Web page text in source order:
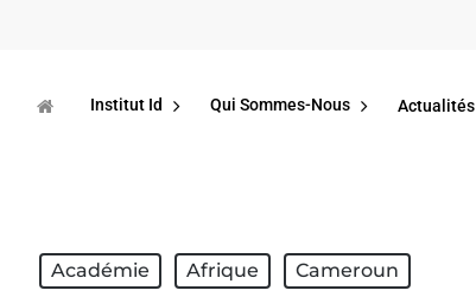
Institut Id Qui Sommes-Nous Actualités
Académie Afrique Cameroun